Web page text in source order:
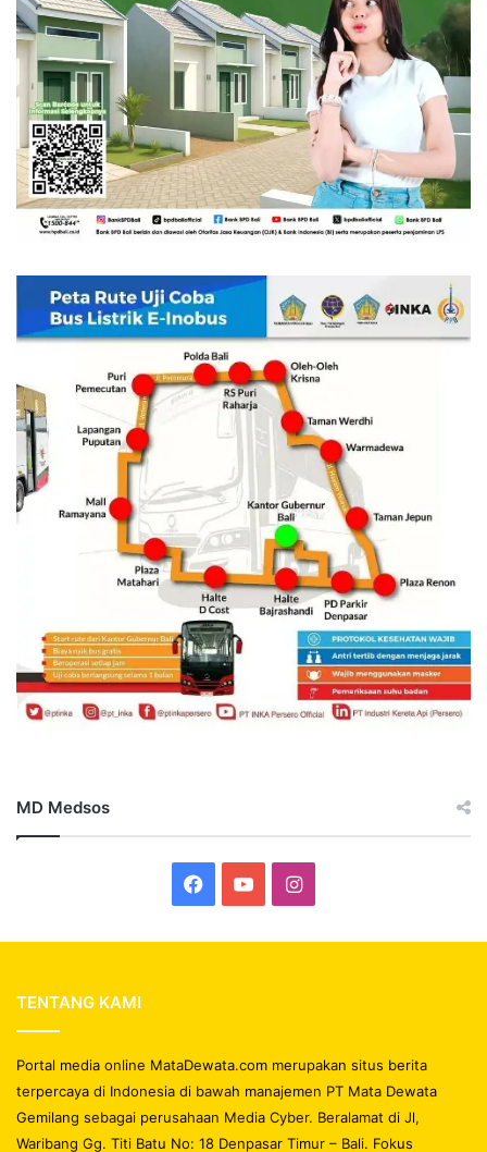
MD Medsos
Facebook
YouTubeInstagram
TENTANG KAMI
Portal media online MataDewata.com merupakan situs berita
terpercaya di Indonesia di bawah manajemen PT Mata Dewata
Gemilang sebagai perusahaan Media Cyber. Beralamat di Jl,
Waribang Gg. Titi Batu No: 18 Denpasar Timur – Bali. Fokus